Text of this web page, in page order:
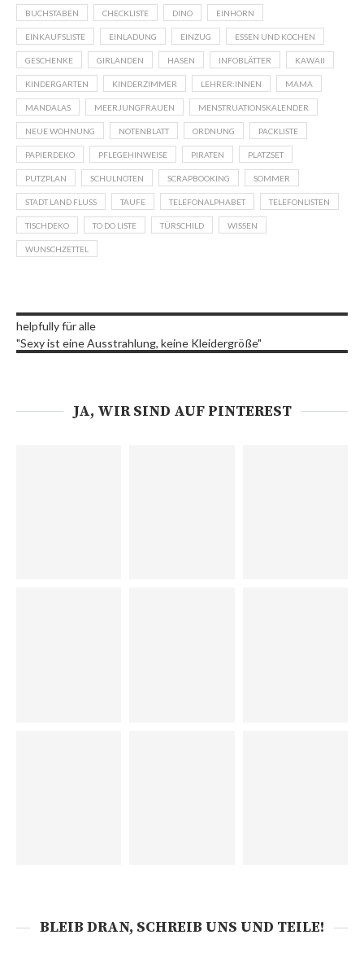
BUCHSTABEN CHECKLISTE DINO EINHORN
EINKAUFSLISTE EINLADUNG EINZUG ESSEN UND KOCHEN
GESCHENKE GIRLANDEN HASEN INFOBLÄTTER KAWAII
KINDERGARTEN KINDERZIMMER LEHRER:INNEN MAMA
MANDALAS MEERJUNGFRAUEN MENSTRUATIONSKALENDER
NEUE WOHNUNG NOTENBLATT ORDNUNG PACKLISTE
PAPIERDEKO PFLEGEHINWEISE PIRATEN PLATZSET
PUTZPLAN SCHULNOTEN SCRAPBOOKING SOMMER
STADT LAND FLUSS TAUFE TELEFONALPHABET TELEFONLISTEN
TISCHDEKO TO DO LISTE TÜRSCHILD WISSEN
WUNSCHZETTEL
helpfully für alle
"Sexy ist eine Ausstrahlung, keine Kleidergröße"
JA, WIR SIND AUF PINTEREST
BLEIB DRAN, SCHREIB UNS UND TEILE!